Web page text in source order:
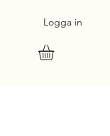
Logga in